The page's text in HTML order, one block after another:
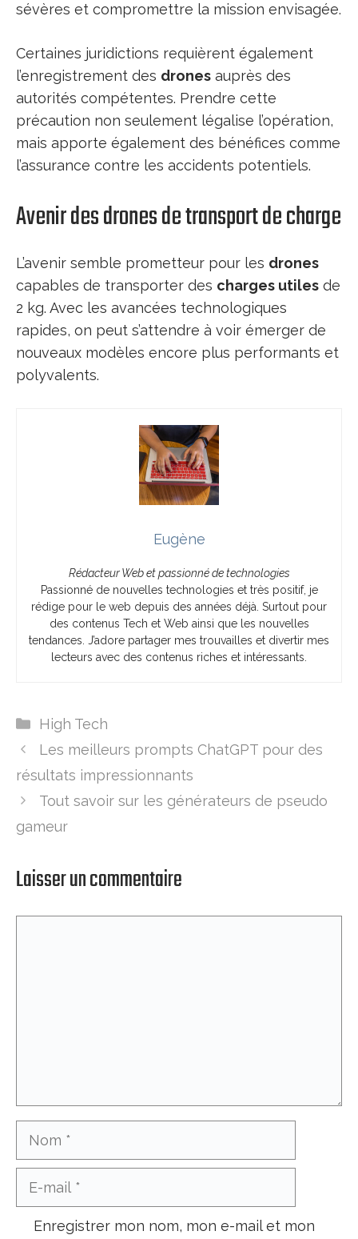
sévères et compromettre la mission envisagée.
Certaines juridictions requièrent également
l’enregistrement des drones auprès des
autorités compétentes. Prendre cette
précaution non seulement légalise l’opération,
mais apporte également des bénéfices comme
l’assurance contre les accidents potentiels.
Avenir des drones de transport de charge
L’avenir semble prometteur pour les drones
capables de transporter des charges utiles de
2 kg. Avec les avancées technologiques
rapides, on peut s’attendre à voir émerger de
nouveaux modèles encore plus performants et
polyvalents.
Eugène
Rédacteur Web et passionné de technologies
Passionné de nouvelles technologies et très positif, je
rédige pour le web depuis des années déjà. Surtout pour
des contenus Tech et Web ainsi que les nouvelles
tendances. J’adore partager mes trouvailles et divertir mes
lecteurs avec des contenus riches et intéressants.
Catégories
High Tech
Les meilleurs prompts ChatGPT pour des
résultats impressionnants
Tout savoir sur les générateurs de pseudo
gameur
Laisser un commentaire
Enregistrer mon nom, mon e-mail et mon